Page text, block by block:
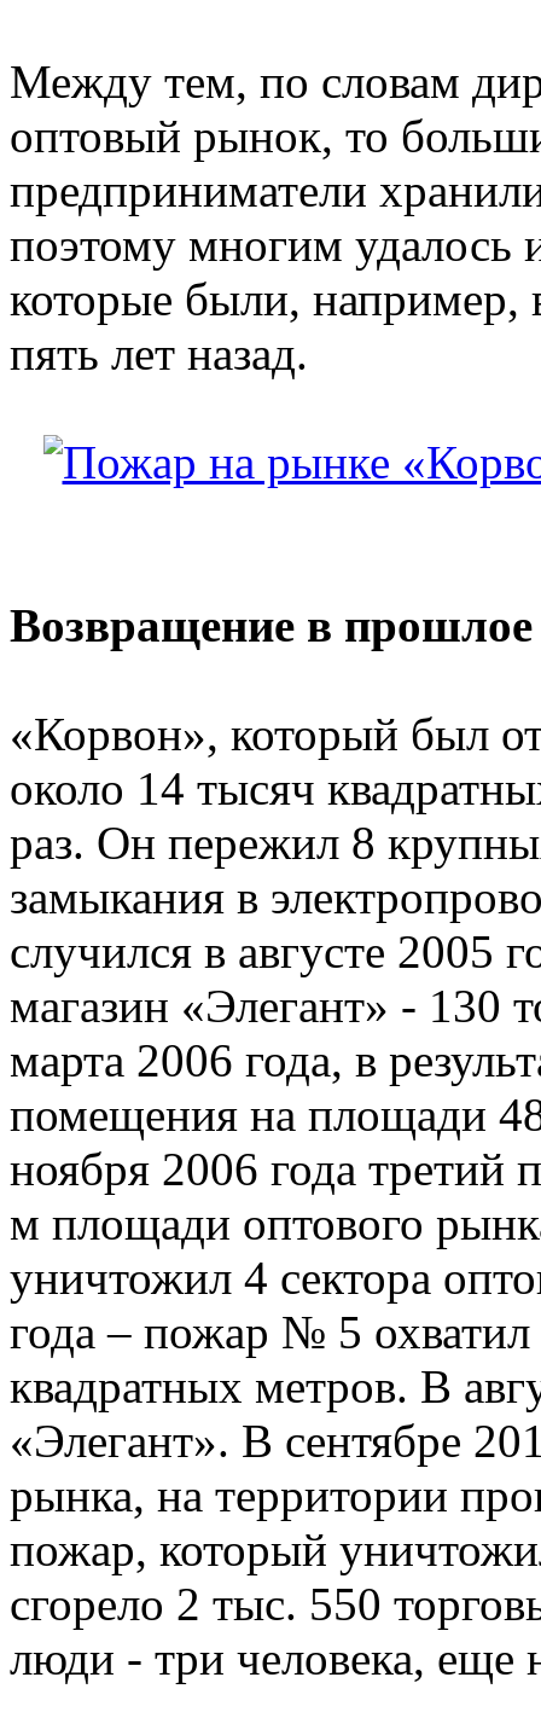
Между тем, по словам
оптовый рынок, то
предприниматели
поэтому многим удалось
которые были, например,
пять лет назад.
Возвращение в прошлое
«Корвон», который был
около 14 тысяч
раз. Он пережил 8
замыкания в
случился в августе 2005
магазин «Элегант» - 130
марта 2006 года, в
помещения на площади
ноября 2006 года третий
м площади оптового
уничтожил 4 сектора
года – пожар № 5
квадратных метров. В
«Элегант». В сентябре
рынка, на территории
пожар, который
сгорело 2 тыс. 550
люди - три человека, еще